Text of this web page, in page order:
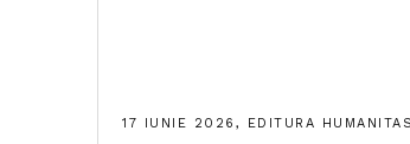
17 IUNIE 2026, EDITURA